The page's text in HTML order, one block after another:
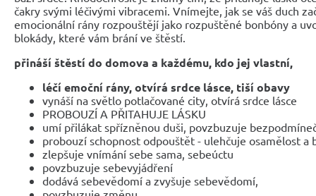
čakry svými léčivými vibracemi. Vnímejte, jak se váš duch
emocionální rány rozpouštějí jako rozpuštěné bonbóny a
blokády, které vám brání ve štěstí.
přináší štěstí do domova a každému, kdo jej vlastní,
léčí emoční rány, otvírá srdce lásce, tiší obavy
vynáší na světlo potlačované city, otvírá srdce lásce
PROBOUZÍ A PŘITAHUJE LÁSKU
umí přilákat spřízněnou duši, povzbuzuje
probouzí schopnost odpouštět - ulehčuje osamělost a
zlepšuje vnímání sebe sama, sebeúctu
povzbuzuje sebevyjádření
dodává sebevědomí a zvyšuje sebevědomí,